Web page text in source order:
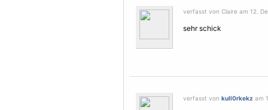
verfasst von Claire am 12.
sehr schick
verfasst von kull0rkekz am